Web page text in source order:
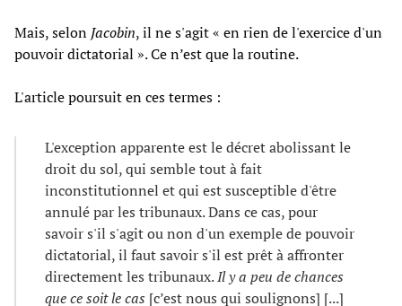
Mais, selon Jacobin, il ne s'agit « en rien de l'exercice d'un
pouvoir dictatorial ». Ce n’est que la routine.
L'article poursuit en ces termes :
L'exception apparente est le décret abolissant le
droit du sol, qui semble tout à fait
inconstitutionnel et qui est susceptible d'être
annulé par les tribunaux. Dans ce cas, pour
savoir s'il s'agit ou non d'un exemple de pouvoir
dictatorial, il faut savoir s'il est prêt à affronter
directement les tribunaux.Il y a peu de chances
que ce soit le cas [c’est nous qui soulignons] [...]